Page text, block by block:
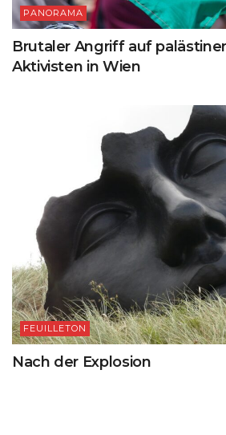
PANORAMA
Brutaler Angriff auf
Aktivisten in Wien
FEUILLETON
Nach der Explosion